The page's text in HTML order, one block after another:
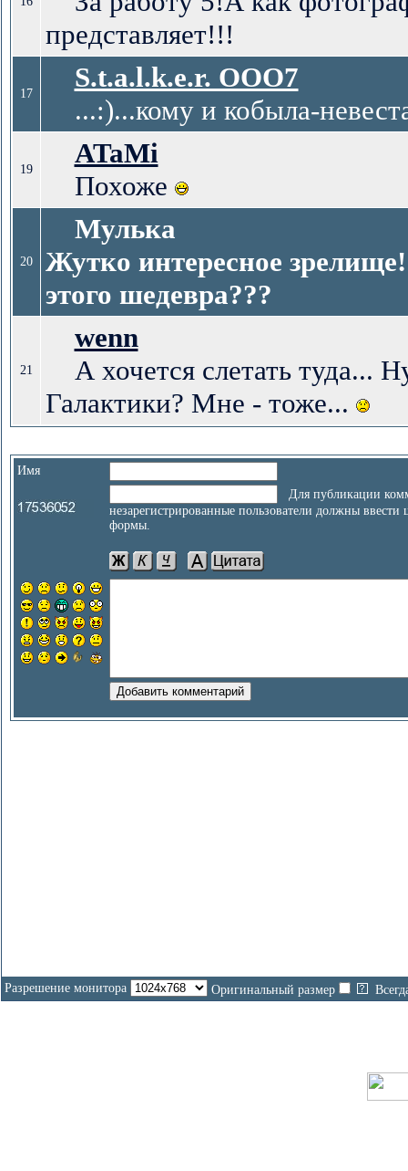
представляет!!!
17
S.t.a.l.k.e.r. ООО7
...:)...кому и кобыла-
19
ATaMi
Похоже
20
Мулька
Жутко интересное
этого шедевра???
21
wenn
А хочется слетать туда...
Галактики? Мне - тоже...
Имя
Для публикации
незарегистрированные пользователи должны
формы.
Разрешение монитора Оригинальный размер